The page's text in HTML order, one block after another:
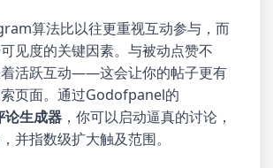
算法比以往更重视互动参与，而
见度的关键因素。与被动点赞不
活跃互动——这会让你的帖子更有
页面。通过Godofpanel的
生成器 ，你可以启动逼真的讨论，
并指数级扩大触及范围。